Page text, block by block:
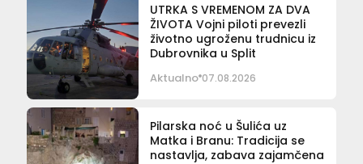
UTRKA S VREMENOM ZA DVA
ŽIVOTA Vojni piloti prevezli
životno ugroženu trudnicu iz
Dubrovnika u Split
Aktualno 07.08.2026
Pilarska noć u Šulića uz
Matka i Branu: Tradicija se
nastavlja, zabava zajamčena